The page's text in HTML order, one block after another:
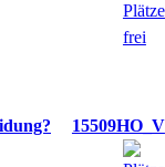
15509HO_V